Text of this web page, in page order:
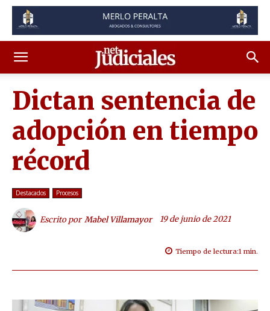
Dictan sentencia de
adopción en tiempo
récord
Destacados Procesos
Escrito por Mabel Villamayor 19 de junio de 2021
Tiempo de lectura:1 min.